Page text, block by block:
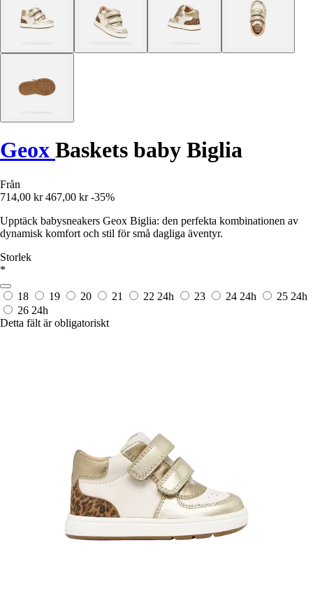
Geox Baskets baby Biglia
Från
714,00 kr 467,00 kr -35%
Upptäck babysneakers Geox Biglia: den perfekta kombinationen av
dynamisk komfort och stil för små dagliga äventyr.
Storlek
*
18 19 20 21 22 24h 23 24 24h 25 24h
26 24h
Detta fält är obligatoriskt